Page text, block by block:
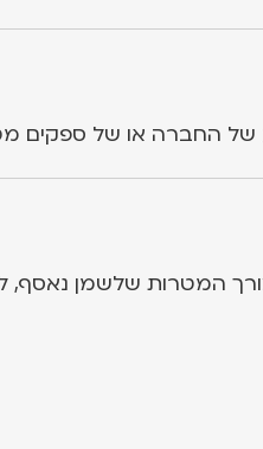
של החברה או של
המטרות שלשמן נאסף,